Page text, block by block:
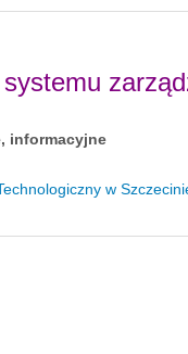
informacyjne
w